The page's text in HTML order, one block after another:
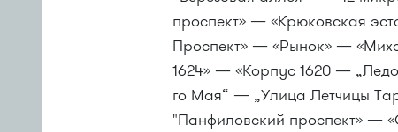
проспект» — «Крюковская
Проспект» — «Рынок» —
1624» — «Корпус 1620 —
го Мая“ — „Улица Летчицы
"Панфиловский проспект» —